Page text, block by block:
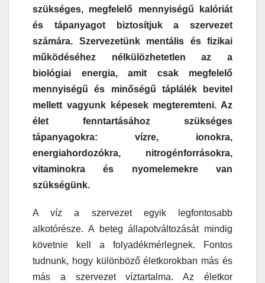
szükséges, megfelelő mennyiségű kalóriát
és tápanyagot biztosítjuk a szervezet
számára. Szervezetünk mentális és fizikai
működéséhez nélkülözhetetlen az a
biológiai energia, amit csak megfelelő
mennyiségű és minőségű táplálék bevitel
mellett vagyunk képesek megteremteni. Az
élet fenntartásához szükséges
tápanyagokra: vízre, ionokra,
energiahordozókra, nitrogénforrásokra,
vitaminokra és nyomelemekre van
szükségünk.
A víz a szervezet egyik legfontosabb
alkotórésze. A beteg állapotváltozását mindig
követnie kell a folyadékmérlegnek. Fontos
tudnunk, hogy különböző életkorokban más és
más a szervezet víztartalma. Az életkor